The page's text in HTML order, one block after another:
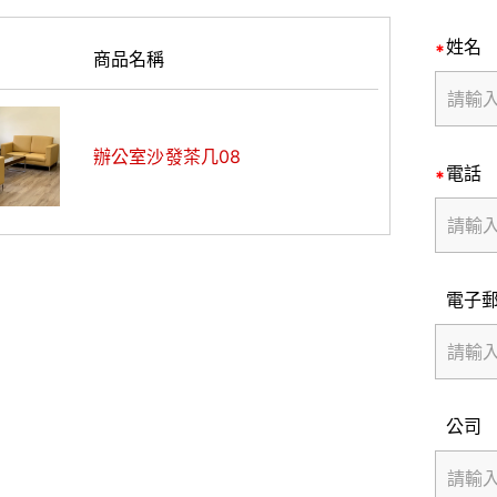
商品名稱
辦公室沙發茶几08
姓名
電話
電子
公司